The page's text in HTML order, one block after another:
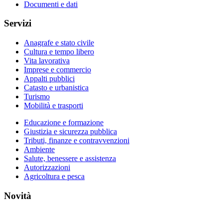
Documenti e dati
Servizi
Anagrafe e stato civile
Cultura e tempo libero
Vita lavorativa
Imprese e commercio
Appalti pubblici
Catasto e urbanistica
Turismo
Mobilità e trasporti
Educazione e formazione
Giustizia e sicurezza pubblica
Tributi, finanze e contravvenzioni
Ambiente
Salute, benessere e assistenza
Autorizzazioni
Agricoltura e pesca
Novità